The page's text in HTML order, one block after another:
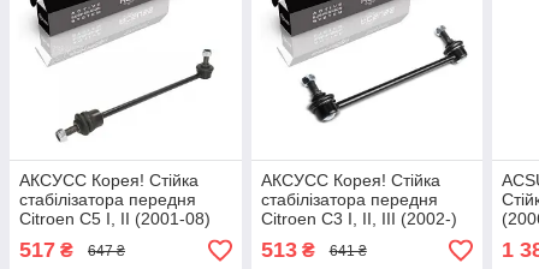
АКСУСС Корея! Стійка
стабілізатора передня
Citroen C5 I, II (2001-08)
Сітроен С5 I, II. JTS137 ,
TC675 , 508740
517 ₴ 647 ₴
АКСУСС Корея! Стійка
стабілізатора передня
Citroen C3 I, II, III (2002-)
Сітроен С3 I, II, III. 22651 ,
JTS283 , FE17969
513₴ 641 ₴
I.
1